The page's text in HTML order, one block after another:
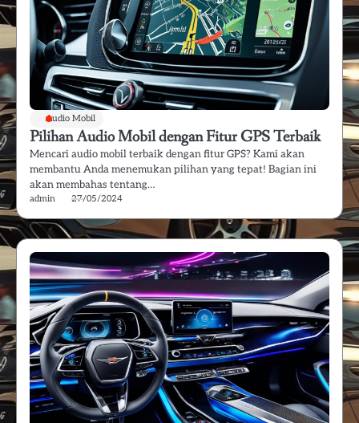
Audio Mobil
Pilihan Audio Mobil dengan Fitur GPS Terbaik
Mencari audio mobil terbaik dengan fitur GPS? Kami akan
membantu Anda menemukan pilihan yang tepat! Bagian ini
akan membahas tentang…
admin 27/05/2024